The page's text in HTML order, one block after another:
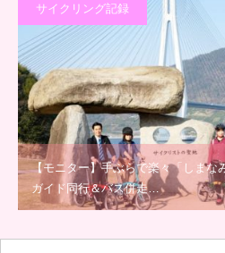
サイクリング記録
【モニター】手ぶらで楽々「しまな
ガイド同行＆バス併走…